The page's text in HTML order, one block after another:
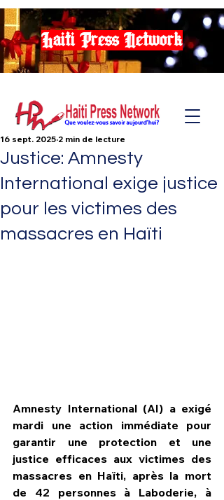
Haiti Press Network
Justice: Amnesty
International exige justice
pour les victimes des
massacres en Haïti
16 sept. 2025 2 min de lecture
Amnesty International (AI) a exigé
mardi une action immédiate pour
garantir une protection et une
justice efficaces aux victimes des
massacres en Haïti, après la mort
de 42 personnes à Laboderie, à